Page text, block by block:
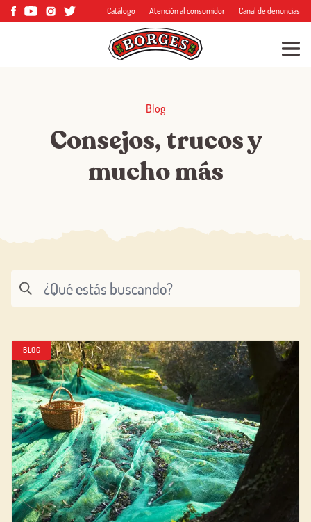
Catálogo Atención al consumidor Canal de denuncias
Blog
Consejos, trucos y
mucho más
BLOG